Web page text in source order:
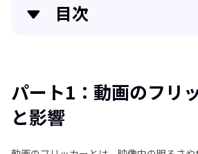
目次
パート2：HitPaw VikPeaで動画の
を除去する方法
パート3：無料でオンライン動画の
する方法
パート1：動画のフリ
と影響